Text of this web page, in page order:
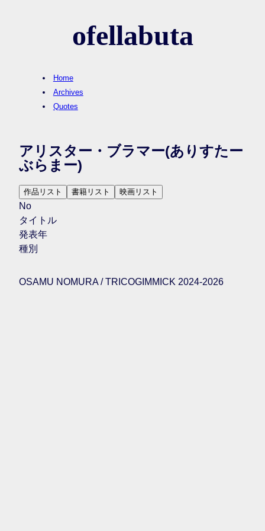
ofellabuta
Home
Archives
Quotes
アリスター・ブラマー(ありすたー
ぶらまー)
作品リスト 書籍リスト 映画リスト
No
タイトル
発表年
種別
OSAMU NOMURA / TRICOGIMMICK 2024-2026